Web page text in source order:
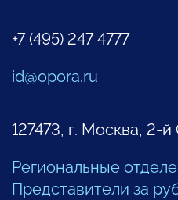
+7 (495) 247 4777
id@opora.ru
127473, г. Москва, 2-
Региональные
Представители за